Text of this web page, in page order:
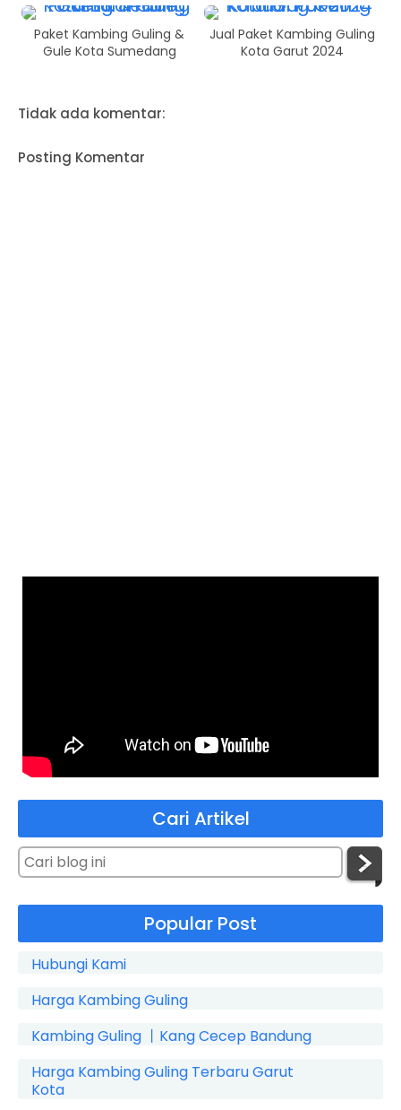
Paket Kambing Guling &
Gule Kota Sumedang
Jual Paket Kambing Guling
Kota Garut 2024
Tidak ada komentar:
Posting Komentar
Cari Artikel
Popular Post
Hubungi Kami
Harga Kambing Guling
Kambing Guling 丨Kang Cecep Bandung
Harga Kambing Guling Terbaru Garut
Kota